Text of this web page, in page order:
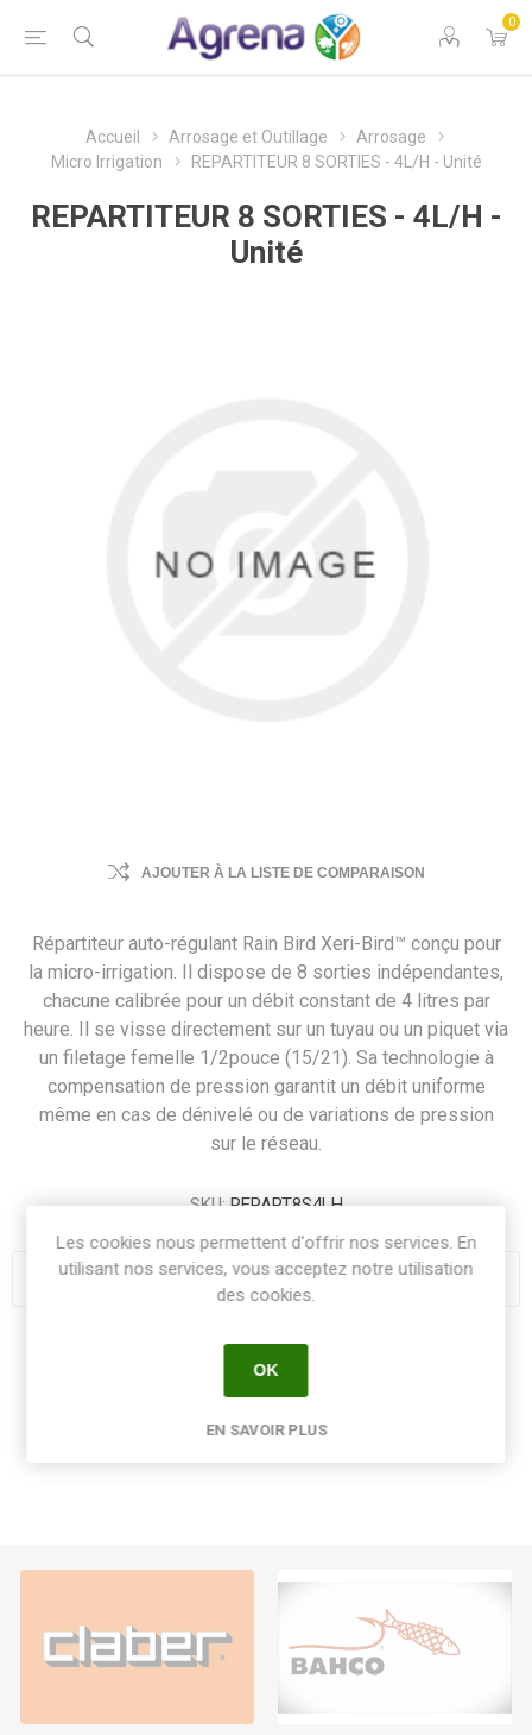
0
Accueil Arrosage et Outillage
Arrosage
Micro Irrigation
REPARTITEUR 8 SORTIES - 4L/H - Unité
REPARTITEUR 8 SORTIES - 4L/H -
Unité
AJOUTER À LA LISTE DE COMPARAISON
Répartiteur auto-régulant Rain Bird Xeri-Bird™ conçu pour
la micro-irrigation. Il dispose de 8 sorties indépendantes,
chacune calibrée pour un débit constant de 4 litres par
heure. Il se visse directement sur un tuyau ou un piquet via
un filetage femelle 1/2pouce (15/21). Sa technologie à
compensation de pression garantit un débit uniforme
même en cas de dénivelé ou de variations de pression
sur le réseau.
SKU: REPART8S4LH
Les cookies nous permettent d'offrir nos services. En
utilisant nos services, vous acceptez notre utilisation
des cookies.
OK
EN SAVOIR PLUS